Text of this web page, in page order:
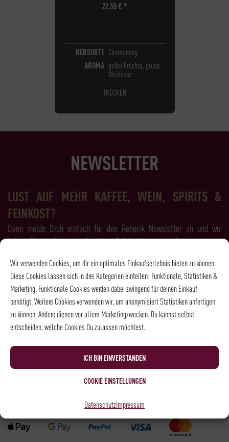
Wir verwenden Cookies, um dir ein optimales Einkaufserlebnis bieten zu können.
Diese Cookies lassen sich in drei Kategorien einteilen: Funktionale, Statistiken &
Marketing. Funktionale Cookies werden dabei zwingend für deinen Einkauf
benötigt. Weitere Cookies verwenden wir, um anonymisiert Statistiken anfertigen
zu können. Andere dienen vor allem Marketingzwecken. Du kannst selbst
entscheiden, welche Cookies Du zulassen möchtest.
ICH BIN EINVERSTANDEN
COOKIE EINSTELLUNGEN
DatenschutzImpressum
22,50€ *
REBSORTE Chardonnay
AROMA gelbe Früchte, grüne
Walnüsse
TROCKEN
NEWSLETTER
LUST AUF MEHR KAFFEE, WEIN, SPIRITS &
FEINKOST?
Dann melde Dich einfach für den Rehorik Newsletter an und wir
halten Dich auf dem Laufenden - Erfahre immer als Erstes, was es
Ich habe dieDatenschutzbestimmungengelesen und bin damit